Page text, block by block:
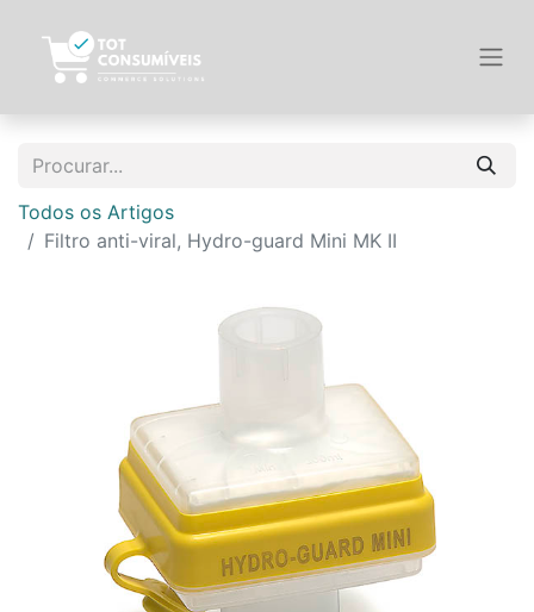
Todos os Artigos
Filtro anti-viral, Hydro-guard Mini MK II